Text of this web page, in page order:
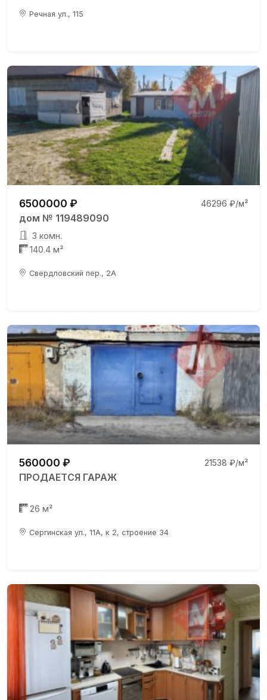
Речная ул., 115
6500000 ₽ 46296 ₽/м²
дом № 119489090
3 комн.
140.4 м²
Свердловский пер., 2А
560000 ₽ 21538 ₽/м²
ПРОДАЕТСЯ ГАРАЖ
26 м²
Сергинская ул., 11А, к 2, строение 34